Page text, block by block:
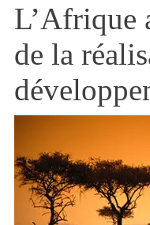
L’Afrique
de la